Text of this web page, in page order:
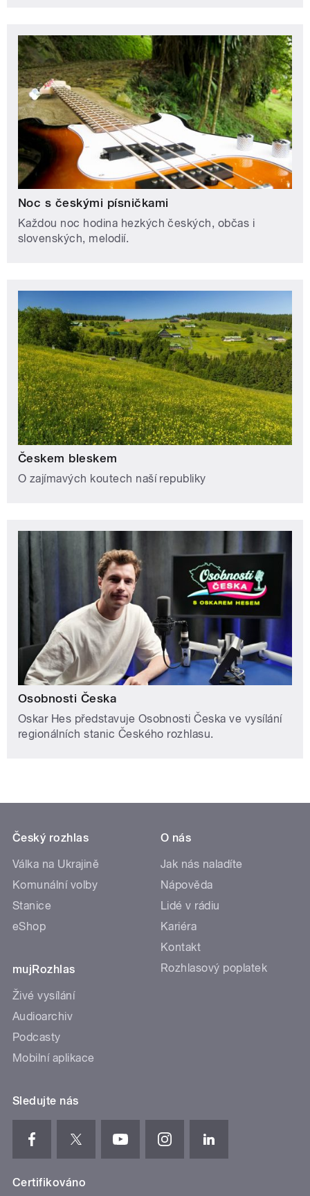
Noc s českými písničkami
Každou noc hodina hezkých českých, občas i
slovenských, melodií.
Českem bleskem
O zajímavých koutech naší republiky
Osobnosti Česka
Oskar Hes představuje Osobnosti Česka ve vysílání
regionálních stanic Českého rozhlasu.
Český rozhlas
Válka na Ukrajině
Komunální volby
Stanice
eShop
mujRozhlas
Živé vysílání
Audioarchiv
Podcasty
Mobilní aplikace
O nás
Jak nás naladíte
Nápověda
Lidé v rádiu
Kariéra
Kontakt
Rozhlasový poplatek
Sledujte nás
Certifikováno